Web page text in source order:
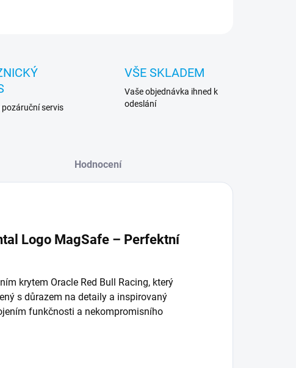
servis
VŠE SKLADEM
Vaše objednávka ihned k
odeslání
Hodnocení
Logo MagSafe – Perfektní
krytem Oracle Red Bull Racing, který
s důrazem na detaily a inspirovaný
funkčnosti a nekompromisního